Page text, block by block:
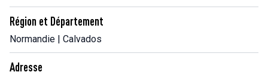
Région et Département
Normandie | Calvados
Adresse